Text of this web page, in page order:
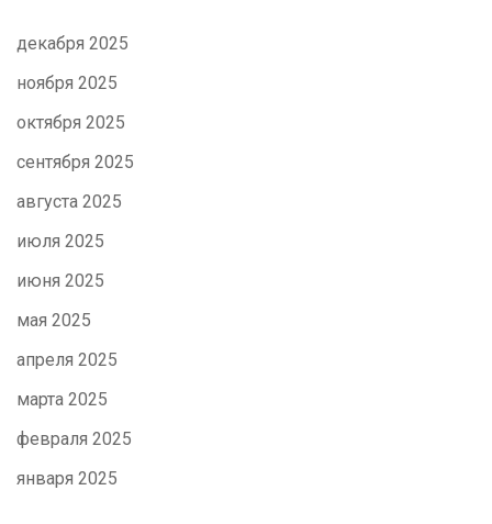
декабря 2025
ноября 2025
октября 2025
сентября 2025
августа 2025
июля 2025
июня 2025
мая 2025
апреля 2025
марта 2025
февраля 2025
января 2025